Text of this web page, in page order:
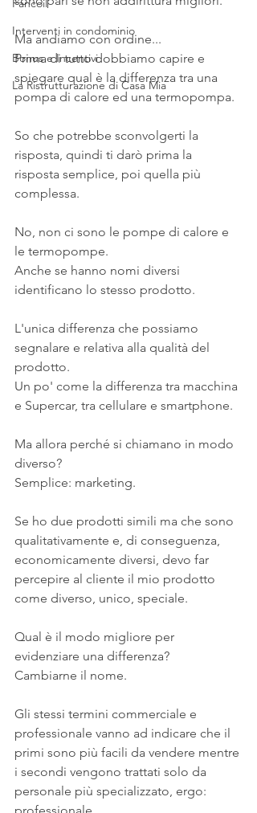
Fancoil
Interventi in condominio
Bonus e Incentivi
La Ristrutturazione di Casa Mia
Ma andiamo con ordine...
Prima di tutto dobbiamo capire e
spiegare qual è la differenza tra una
pompa di calore ed una termopompa.
So che potrebbe sconvolgerti la
risposta, quindi ti darò prima la
risposta semplice, poi quella più
complessa.
No, non ci sono le pompe di calore e
le termopompe.
Anche se hanno nomi diversi
identificano lo stesso prodotto.
L'unica differenza che possiamo
segnalare e relativa alla qualità del
prodotto.
Un po' come la differenza tra macchina
e Supercar, tra cellulare e smartphone.
Ma allora perché si chiamano in modo
diverso?
Semplice: marketing.
Se ho due prodotti simili ma che sono
qualitativamente e, di conseguenza,
economicamente diversi, devo far
percepire al cliente il mio prodotto
come diverso, unico, speciale.
Qual è il modo migliore per
evidenziare una differenza?
Cambiarne il nome.
Gli stessi termini commerciale e
professionale vanno ad indicare che il
primi sono più facili da vendere mentre
i secondi vengono trattati solo da
personale più specializzato, ergo: